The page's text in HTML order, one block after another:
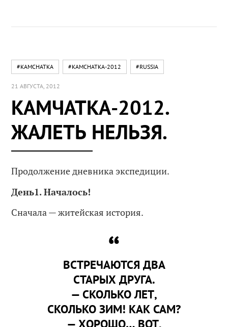
#KAMCHATKA #KAMCHATKA-2012 #RUSSIA
21 АВГУСТА, 2012
КАМЧАТКА-2012.
ЖАЛЕТЬ НЕЛЬЗЯ.
Продолжение дневника экспедиции.
День1. Началось!
Сначала — житейская история.
ВСТРЕЧАЮТСЯ ДВА
СТАРЫХ ДРУГА.
— СКОЛЬКО ЛЕТ,
СКОЛЬКО ЗИМ! КАК САМ?
— ХОРОШО… ВОТ,